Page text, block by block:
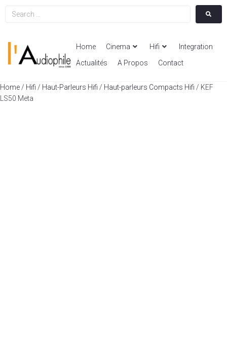
Home Cinema Hifi
Integration
Actualités
A Propos Contact
Home / Hifi / Haut-Parleurs Hifi / Haut-parleurs Compacts Hifi / KEF
LS50 Meta